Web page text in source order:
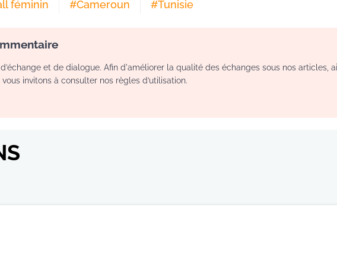
féminin #Cameroun #Tunisie
et de dialogue. Afin d'améliorer la qualité des échanges sous nos articles,
invitons à consulter nos règles d’utilisation.